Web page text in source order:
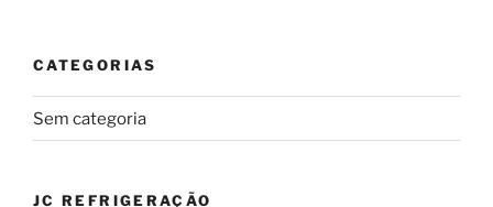
CATEGORIAS
Sem categoria
JC REFRIGERAÇÃO